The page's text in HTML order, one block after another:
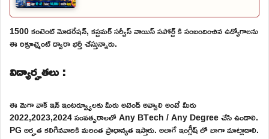
1500 కంటెంట్ మోడరేషన్, కస్టమర్ సర్వీస్ వాయిస్ సపోర్ట్ కి సంబందించిన ఉద్యోగాలను
ఈ రిక్రూట్మెంట్ ద్వారా భర్తీ చేస్తున్నారు.
విద్యార్హతలు :
ఈ మెగా వాక్ ఇన్ ఇంటర్వ్యూలకు మీరు అటెండ్ అవ్వాలి అంటే మీరు
2022,2023,2024 సంవత్సరాలలో Any BTech / Any Degree చేసి ఉండాలి.
PG అర్హత కలిగినవారికి మరింత ప్రాధాన్యత ఇస్తారు. అలాగే ఇంగ్లీష్ లో బాగా మాట్లాడాలి.